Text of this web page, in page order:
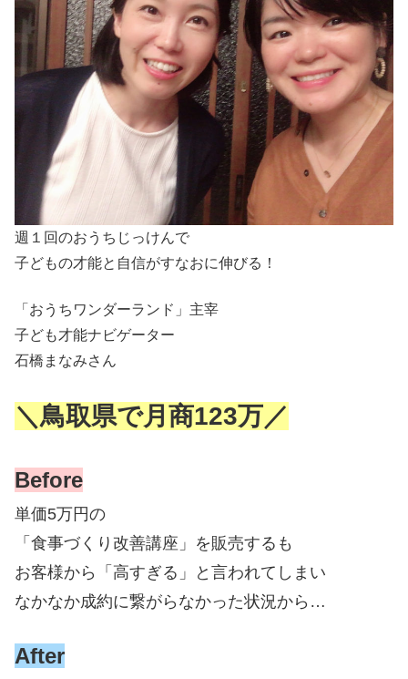
週１回のおうちじっけんで
子どもの才能と自信がすなおに伸びる！
「おうちワンダーランド」主宰
子ども才能ナビゲーター
石橋まなみさん
＼鳥取県で月商123万／
Before
単価5万円の
「食事づくり改善講座」を販売するも
お客様から「高すぎる」と言われてしまい
なかなか成約に繋がらなかった状況から…
After